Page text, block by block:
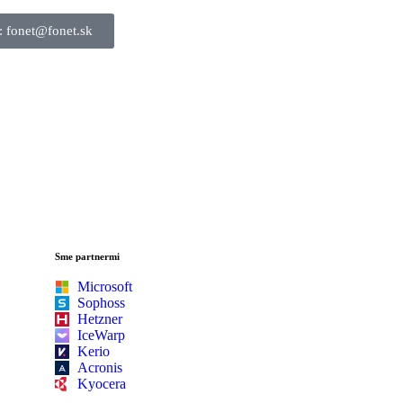
fonet@fonet.sk
Sme partnermi
Microsoft
Sophoss
Hetzner
IceWarp
Kerio
Acronis
Kyocera